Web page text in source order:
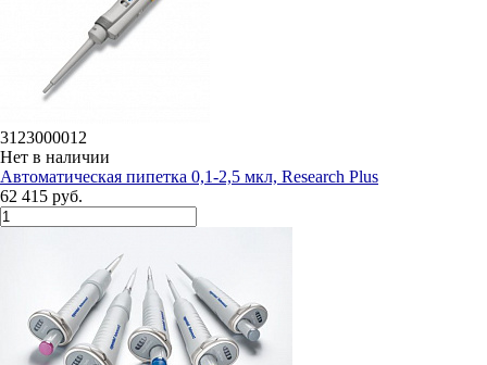
3123000012
Нет в наличии
Автоматическая пипетка 0,1-2,5 мкл, Research Plus
62 415 руб.